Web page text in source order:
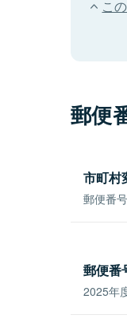
こ
郵便
市町村
郵便番
郵便番
2025年